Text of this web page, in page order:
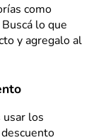
como
lo que
y agregalo al
usar los